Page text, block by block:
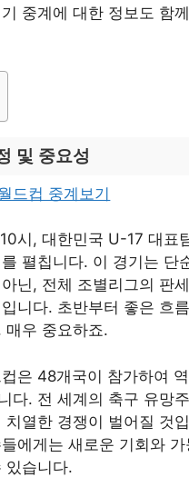
중계에 대한 정보도 함
및 중요성
드컵 중계보기
시, 대한민국 U-17 대표
펼칩니다. 이 경기는 단
닌, 전체 조별리그의 판
니다. 초반부터 좋은 흐
매우 중요하죠.
은 48개국이 참가하여
다. 전 세계의 축구 유망
치열한 경쟁이 벌어질 것
에게는 새로운 기회와
있습니다.